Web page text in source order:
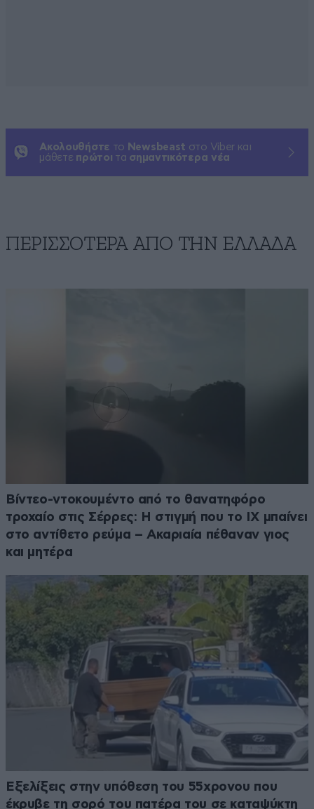
Ακολουθήστε το Newsbeast στο Viber και
μάθετε πρώτοι τα σημαντικότερα νέα
ΠΕΡΙΣΣΟΤΕΡΑ ΑΠΟ ΤΗΝ ΕΛΛΑΔΑ
Βίντεο-ντοκουμέντο από το θανατηφόρο
τροχαίο στις Σέρρες: Η στιγμή που το ΙΧ μπαίνει
στο αντίθετο ρεύμα – Ακαριαία πέθαναν γιος
και μητέρα
Εξελίξεις στην υπόθεση του 55χρονου που
έκρυβε τη σορό του πατέρα του σε καταψύκτη